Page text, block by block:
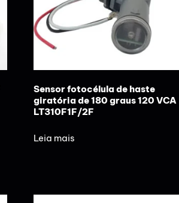
Sensor fotocélula de haste
giratória de 180 graus 120 VCA
LT310F1F/2F
Leia mais